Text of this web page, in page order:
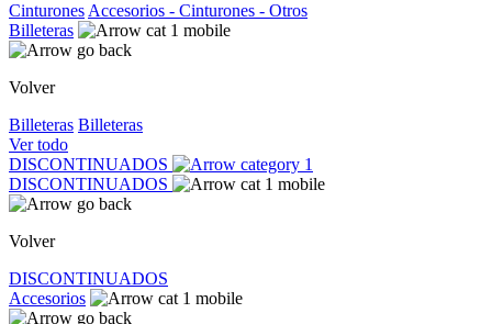
Cinturones Accesorios - Cinturones - Otros
Billeteras
Volver
Billeteras Billeteras
Ver todo
DISCONTINUADOS
DISCONTINUADOS
Volver
DISCONTINUADOS
Accesorios